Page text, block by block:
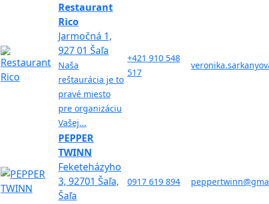
Restaurant
Rico
Jarmočná 1,
927 01 Šaľa
Naša
reštaurácia je to
pravé miesto
pre organizáciu
Vašej...
+421 910 548
517
PEPPER
TWINN
Feketeházyho
3, 92701 Šaľa,
Šaľa
0917 619 894